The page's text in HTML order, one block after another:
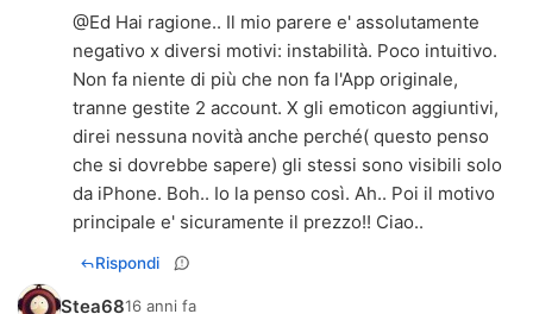
@Ed Hai ragione.. Il mio parere e' assolutamente
negativo x diversi motivi: instabilità. Poco intuitivo.
Non fa niente di più che non fa l'App originale,
tranne gestite 2 account. X gli emoticon aggiuntivi,
direi nessuna novità anche perché( questo penso
che si dovrebbe sapere) gli stessi sono visibili solo
da iPhone. Boh.. Io la penso così. Ah.. Poi il motivo
principale e' sicuramente il prezzo!! Ciao..
Rispondi
Stea6816 anni fa